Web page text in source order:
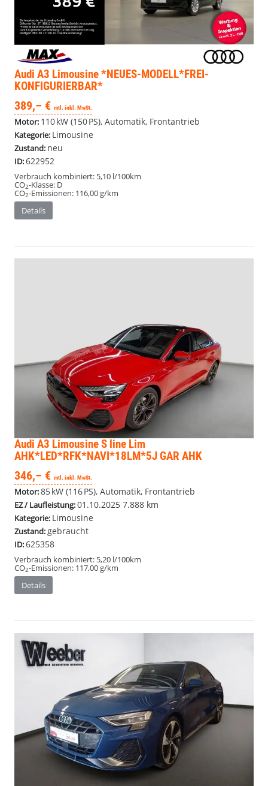
Audi A3 Limousine*NEUES-MODELL*FREI-
KONFIGURIERBAR*
389,– € mtl. inkl. MwSt.
Motor: 110 kW (150 PS), Automatik, Frontantrieb
Kategorie: Limousine
Zustand: neu
ID:622952
Verbrauch kombiniert: 5,10 l/100km
CO2-Klasse: D
CO2-Emissionen: 116,00 g/km
Details
Audi A3 LimousineS line Lim
AHK*LED*RFK*NAVI*18LM*5J GAR AHK
346,– € mtl. inkl. MwSt.
Motor:85 kW (116 PS), Automatik, Frontantrieb
EZ / Laufleistung:01.10.2025 7.888 km
Kategorie: Limousine
Zustand: gebraucht
ID:625358
Verbrauch kombiniert: 5,20 l/100km
CO2-Emissionen: 117,00 g/km
Details